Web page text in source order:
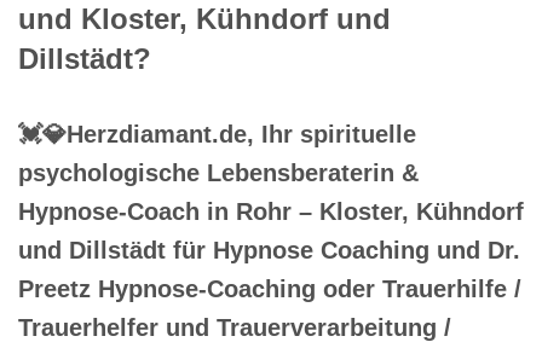
und Kloster, Kühndorf und
Dillstädt?
💓️💎Herzdiamant.de, Ihr spirituelle
psychologische Lebensberaterin &
Hypnose-Coach in Rohr – Kloster, Kühndorf
und Dillstädt für Hypnose Coaching und Dr.
Preetz Hypnose-Coaching oder Trauerhilfe /
Trauerhelfer und Trauerverarbeitung /